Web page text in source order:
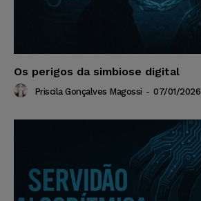
Os perigos da simbiose digital
Priscila Gonçalves Magossi - 07/01/2026